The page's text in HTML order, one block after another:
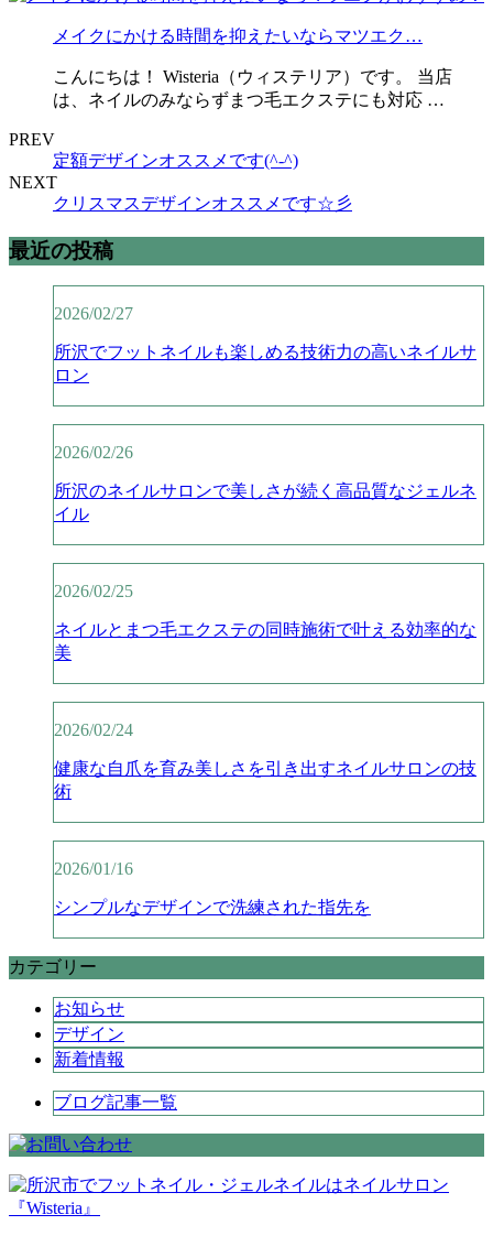
メイクにかける時間を抑えたいならマツエク…
こんにちは！ Wisteria（ウィステリア）です。 当店
は、ネイルのみならずまつ毛エクステにも対応 …
PREV
定額デザインオススメです(^-^)
NEXT
クリスマスデザインオススメです☆彡
最近の投稿
2026/02/27
所沢でフットネイルも楽しめる技術力の高いネイルサ
ロン
2026/02/26
所沢のネイルサロンで美しさが続く高品質なジェルネ
イル
2026/02/25
ネイルとまつ毛エクステの同時施術で叶える効率的な
美
2026/02/24
健康な自爪を育み美しさを引き出すネイルサロンの技
術
2026/01/16
シンプルなデザインで洗練された指先を
カテゴリー
お知らせ
デザイン
新着情報
ブログ記事一覧